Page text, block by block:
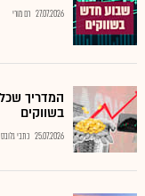
27.07.2026 רם מורי
בשווקים
25.07.2026 כתבי גלובס